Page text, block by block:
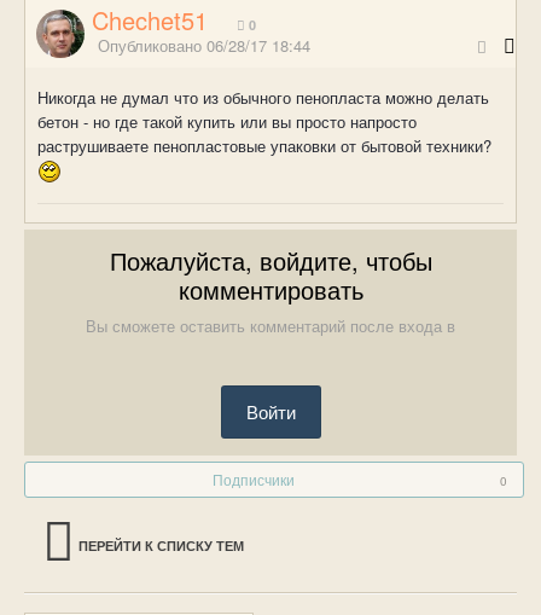
Chechet51 0
Опубликовано 06/28/17 18:44
Никогда не думал что из обычного пенопласта можно делать
бетон - но где такой купить или вы просто напросто
раструшиваете пенопластовые упаковки от бытовой техники?
Пожалуйста, войдите, чтобы
комментировать
Вы сможете оставить комментарий после входа в
Войти
Подписчики 0
ПЕРЕЙТИ К СПИСКУ ТЕМ